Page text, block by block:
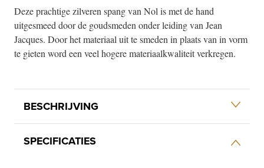
Deze prachtige zilveren spang van Nol is met de hand
uitgesmeed door de goudsmeden onder leiding van Jean
Jacques. Door het materiaal uit te smeden in plaats van in vorm
te gieten word een veel hogere materiaalkwaliteit verkregen.
BESCHRIJVING
SPECIFICATIES